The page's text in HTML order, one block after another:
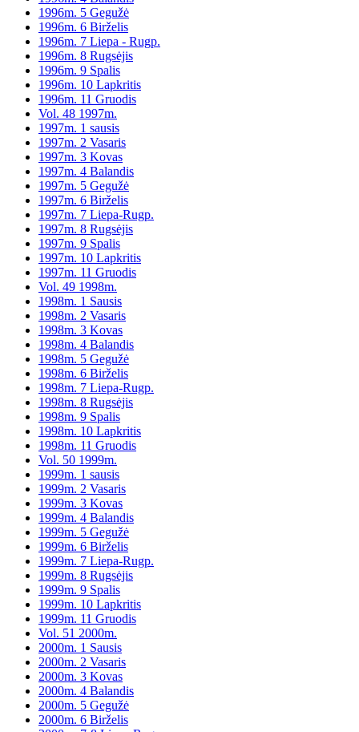
1996m. 5 Gegužė
1996m. 6 Birželis
1996m. 7 Liepa - Rugp.
1996m. 8 Rugsėjis
1996m. 9 Spalis
1996m. 10 Lapkritis
1996m. 11 Gruodis
Vol. 48 1997m.
1997m. 1 sausis
1997m. 2 Vasaris
1997m. 3 Kovas
1997m. 4 Balandis
1997m. 5 Gegužė
1997m. 6 Birželis
1997m. 7 Liepa-Rugp.
1997m. 8 Rugsėjis
1997m. 9 Spalis
1997m. 10 Lapkritis
1997m. 11 Gruodis
Vol. 49 1998m.
1998m. 1 Sausis
1998m. 2 Vasaris
1998m. 3 Kovas
1998m. 4 Balandis
1998m. 5 Gegužė
1998m. 6 Birželis
1998m. 7 Liepa-Rugp.
1998m. 8 Rugsėjis
1998m. 9 Spalis
1998m. 10 Lapkritis
1998m. 11 Gruodis
Vol. 50 1999m.
1999m. 1 sausis
1999m. 2 Vasaris
1999m. 3 Kovas
1999m. 4 Balandis
1999m. 5 Gegužė
1999m. 6 Birželis
1999m. 7 Liepa-Rugp.
1999m. 8 Rugsėjis
1999m. 9 Spalis
1999m. 10 Lapkritis
1999m. 11 Gruodis
Vol. 51 2000m.
2000m. 1 Sausis
2000m. 2 Vasaris
2000m. 3 Kovas
2000m. 4 Balandis
2000m. 5 Gegužė
2000m. 6 Birželis